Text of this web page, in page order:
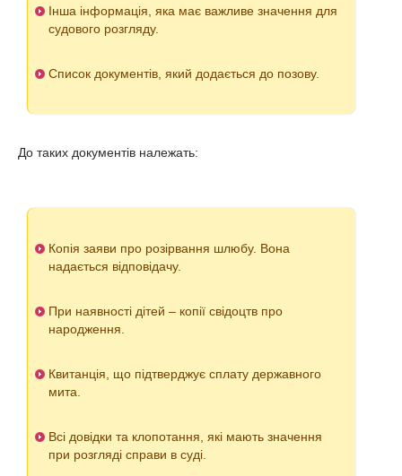
Інша інформація, яка має важливе значення для
судового розгляду.
Список документів, який додається до позову.
До таких документів належать:
Копія заяви про розірвання шлюбу. Вона
надається відповідачу.
При наявності дітей – копії свідоцтв про
народження.
Квитанція, що підтверджує сплату державного
мита.
Всі довідки та клопотання, які мають значення
при розгляді справи в суді.